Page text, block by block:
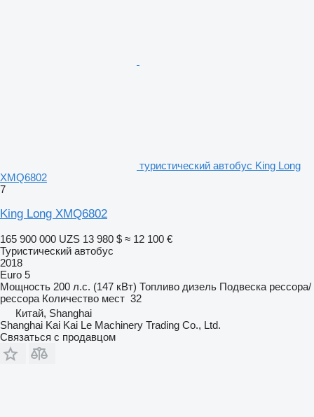
туристический автобус King Long
XMQ6802
7
King Long XMQ6802
165 900 000 UZS 13 980 $ ≈ 12 100 €
Туристический автобус
2018
Euro 5
Мощность 200 л.с. (147 кВт) Топливо дизель Подвеска рессора/
рессора Количество мест 32
Китай, Shanghai
Shanghai Kai Kai Le Machinery Trading Co., Ltd.
Связаться с продавцом